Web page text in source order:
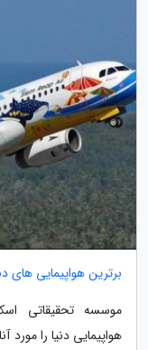
برترین هواپیمایی های دنیا در
هواپیمایی دنیا را مورد